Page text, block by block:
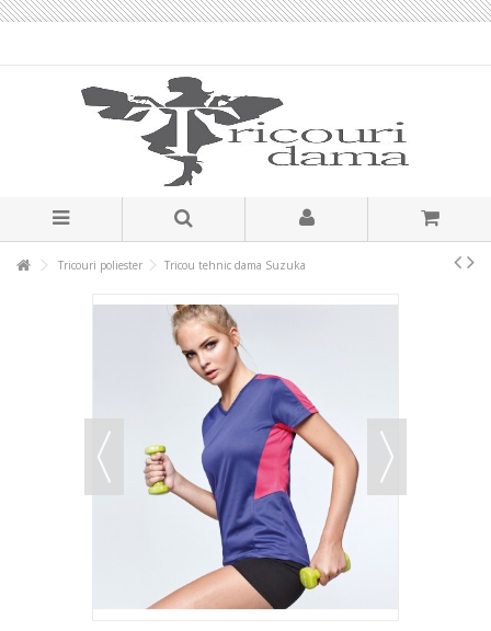
Tricouri poliester Tricou tehnic dama Suzuka